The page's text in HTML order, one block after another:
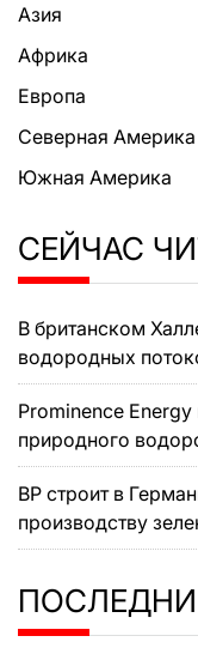
Азия
Африка
Европа
Северная Америка
Южная Америка
СЕЙЧАС
В британском
водородных
Prominence Energy
природного
BP строит в
производству